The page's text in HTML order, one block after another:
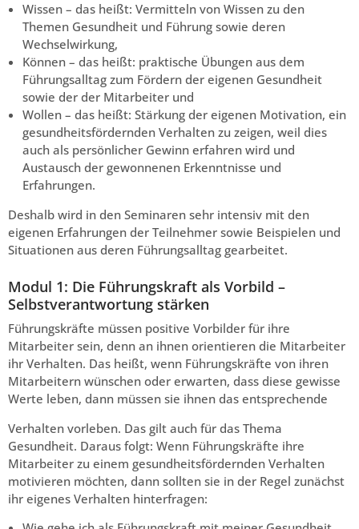
Wissen – das heißt: Vermitteln von Wissen zu den
Themen Gesundheit und Führung sowie deren
Wechselwirkung,
Können – das heißt: praktische Übungen aus dem
Führungsalltag zum Fördern der eigenen Gesundheit
sowie der der Mitarbeiter und
Wollen – das heißt: Stärkung der eigenen Motivation, ein
gesundheitsfördernden Verhalten zu zeigen, weil dies
auch als persönlicher Gewinn erfahren wird und
Austausch der gewonnenen Erkenntnisse und
Erfahrungen.
Deshalb wird in den Seminaren sehr intensiv mit den
eigenen Erfahrungen der Teilnehmer sowie Beispielen und
Situationen aus deren Führungsalltag gearbeitet.
Modul 1: Die Führungskraft als Vorbild –
Selbstverantwortung stärken
Führungskräfte müssen positive Vorbilder für ihre
Mitarbeiter sein, denn an ihnen orientieren die Mitarbeiter
ihr Verhalten. Das heißt, wenn Führungskräfte von ihren
Mitarbeitern wünschen oder erwarten, dass diese gewisse
Werte leben, dann müssen sie ihnen das entsprechende
Verhalten vorleben. Das gilt auch für das Thema
Gesundheit. Daraus folgt: Wenn Führungskräfte ihre
Mitarbeiter zu einem gesundheitsfördernden Verhalten
motivieren möchten, dann sollten sie in der Regel zunächst
ihr eigenes Verhalten hinterfragen: